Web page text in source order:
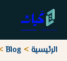
تخطي
المحتوى
الرئيسية
Blog